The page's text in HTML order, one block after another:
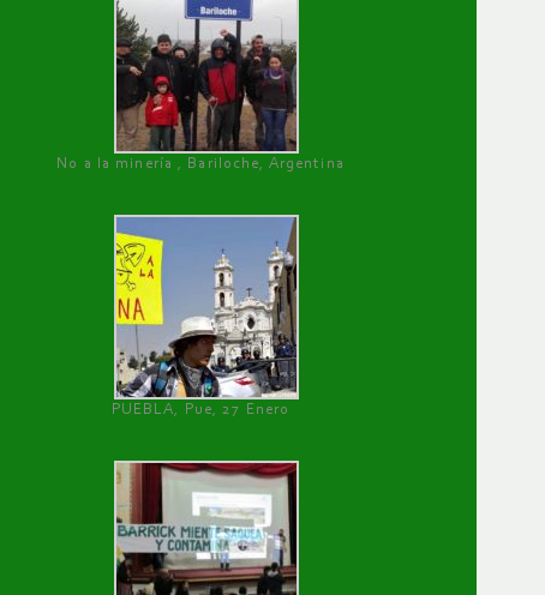
No a la minería , Bariloche, Argentina
PUEBLA, Pue, 27 Enero